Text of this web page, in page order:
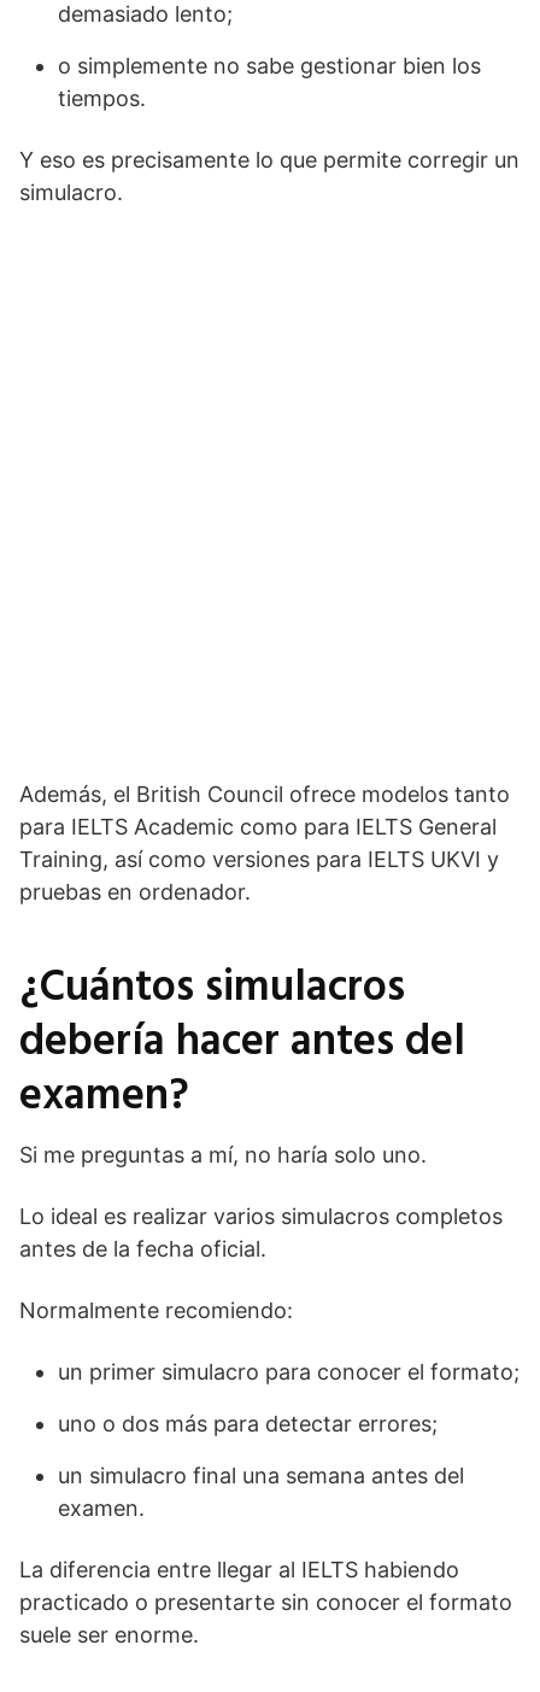
demasiado lento;
o simplemente no sabe gestionar bien los
tiempos.
Y eso es precisamente lo que permite corregir un
simulacro.
Además, el British Council ofrece modelos tanto
para IELTS Academic como para IELTS General
Training, así como versiones para IELTS UKVI y
pruebas en ordenador.
¿Cuántos simulacros
debería hacer antes del
examen?
Si me preguntas a mí, no haría solo uno.
Lo ideal es realizar varios simulacros completos
antes de la fecha oficial.
Normalmente recomiendo:
un primer simulacro para conocer el formato;
uno o dos más para detectar errores;
un simulacro final una semana antes del
examen.
La diferencia entre llegar al IELTS habiendo
practicado o presentarte sin conocer el formato
suele ser enorme.